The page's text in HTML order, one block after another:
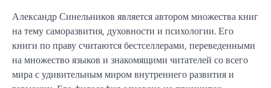
Александр Синельников является автором множества книг
на тему саморазвития, духовности и психологии. Его
книги по праву считаются бестселлерами, переведенными
на множество языков и знакомящими читателей со всего
мира с удивительным миром внутреннего развития и